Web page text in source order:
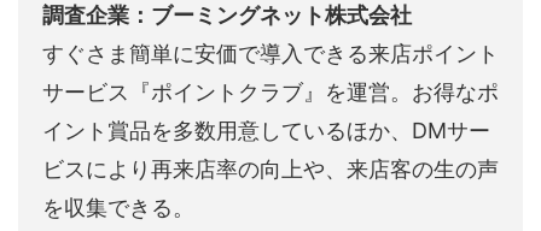
調査企業：ブーミングネット株式会社
すぐさま簡単に安価で導入できる来店ポイント
サービス『ポイントクラブ』を運営。お得なポ
イント賞品を多数用意しているほか、DMサー
ビスにより再来店率の向上や、来店客の生の声
を収集できる。